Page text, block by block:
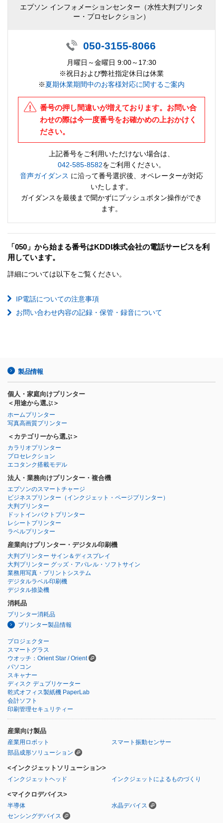
エプソン インフォメーションセンター（水性大判プリンタ
ー・プロセレクション）
050-3155-8066
月曜日～金曜日 9:00～17:30
※祝日および弊社指定休日は休業
※夏期休業期間中のお客様対応に関するご案内
番号の押し間違いが増えております。お問い合
わせの際は今一度番号をお確かめの上おかけく
ださい。
上記番号をご利用いただけない場合は、
042-585-8582をご利用ください。
音声ガイダンス に沿って番号選択後、オペレーターが対応
いたします。
ガイダンスを最後まで聞かずにプッシュボタン操作ができ
ます。
「050」から始まる番号はKDDI株式会社の電話サービスを利
用しています。
詳細については以下をご覧ください。
IP電話についての注意事項
お問い合わせ内容の記録・保管・録音について
製品情報
個人・家庭向けプリンター
＜用途から選ぶ＞
ホームプリンター
写真高画質プリンター
＜カテゴリーから選ぶ＞
カラリオプリンター
プロセレクション
エコタンク搭載モデル
法人・業務向けプリンター・複合機
エプソンのスマートチャージ
ビジネスプリンター （インクジェット・ページプリンター）
大判プリンター
ドットインパクトプリンター
レシートプリンター
ラベルプリンター
産業向けプリンター・デジタル印刷機
大判プリンター サイン＆ディスプレイ
大判プリンター グッズ・アパレル・ソフトサイン
業務用写真・プリントシステム
デジタルラベル印刷機
デジタル捺染機
消耗品
プリンター消耗品
プリンター製品情報
プロジェクター
スマートグラス
ウオッチ：Orient Star / Orient
パソコン
スキャナー
ディスク デュプリケーター
乾式オフィス製紙機 PaperLab
会計ソフト
印刷管理セキュリティー
産業向け製品
産業用ロボット
スマート振動センサー
部品成形ソリューション
<インクジェットソリューション>
インクジェットヘッド インクジェットによるものづくり
<マイクロデバイス>
半導体
水晶デバイス
センシングデバイス